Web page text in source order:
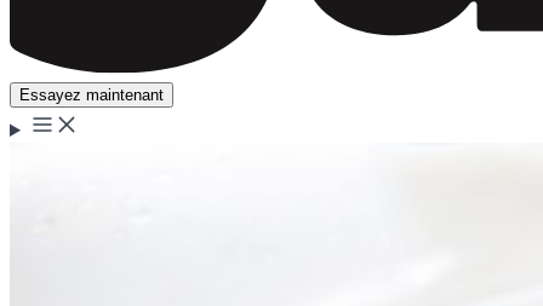
Essayez maintenant